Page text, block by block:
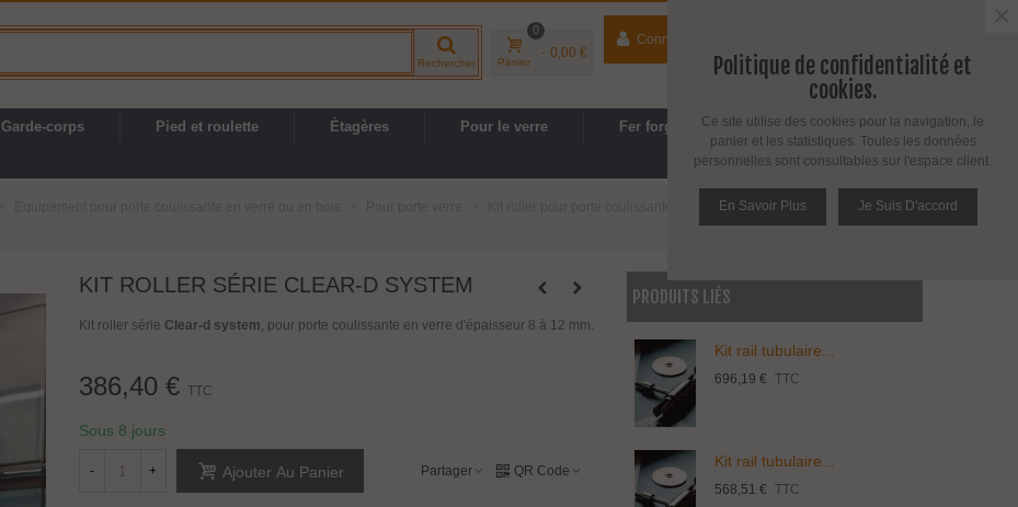
Rechercher Panier
0
- 0,00 €
Connecter
Espace PRO / Avantages PRO
Garde-corps Pied et roulette Étagères Pour le verre Fer forgé
Cuisine, SDB
Kit roller pour porte coulissante en verre > Kit roller série Clear-d
KIT ROLLER SÉRIE CLEAR-D SYSTEM
Kit roller série Clear-d system, pour porte coulissante en verre d'épaisseur 8 à 12 mm.
386,40 € TTC
Sous 8 jours
- + Ajouter Au Panier Partager QR Code
PRODUITS LIÉS
Kit rail tubulaire...
696,19 € TTC
Kit rail tubulaire...
568,51 € TTC
Politique de confidentialité et
cookies.
Ce site utilise des cookies pour la navigation, le
panier et les statistiques. Toutes les données
personnelles sont consultables sur l'espace client.
En Savoir Plus Je Suis D'accord